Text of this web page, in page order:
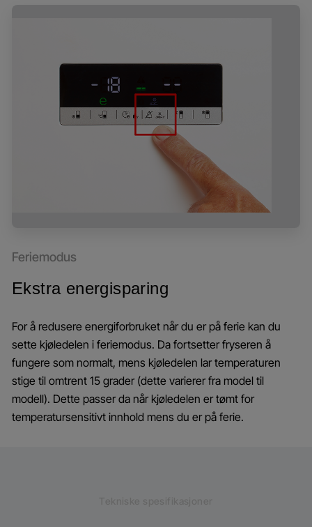
Feriemodus
Ekstra energisparing
For å redusere energiforbruket når du er på ferie kan du
sette kjøledelen i feriemodus. Da fortsetter fryseren å
fungere som normalt, mens kjøledelen lar temperaturen
stige til omtrent 15 grader (dette varierer fra model til
modell). Dette passer da når kjøledelen er tømt for
temperatursensitivt innhold mens du er på ferie.